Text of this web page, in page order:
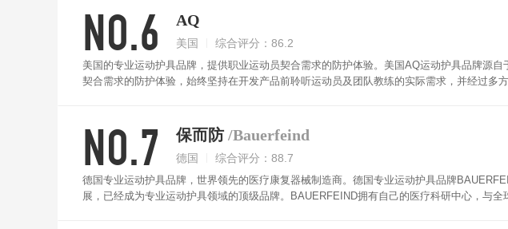
NO.6 AQ
美国 综合评分：86.2
美国的专业运动护具品牌，提供职业运动员契合需求的防护体验。美国AQ运动护具品牌源
契合需求的防护体验，始终坚持在开发产品前聆听运动员及团队教练的实际需求，并经过多
NO.7 保而防 /Bauerfeind
德国 综合评分：88.7
德国专业运动护具品牌，世界领先的医疗康复器械制造商。德国专业运动护具品牌
展，已经成为专业运动护具领域的顶级品牌。BAUERFEIND拥有自己的医疗科研中心，与